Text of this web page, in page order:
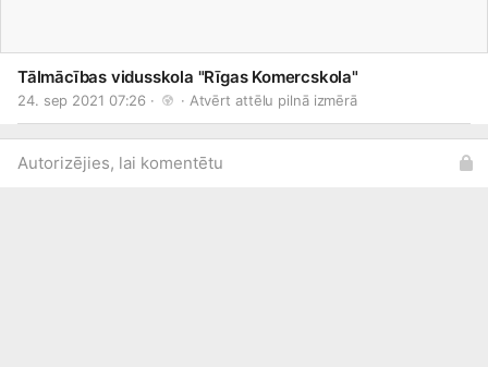
Tālmācības vidusskola "Rīgas Komercskola"
24. sep 2021 07:26 · · Atvērt attēlu pilnā izmērā
Autorizējies, lai komentētu